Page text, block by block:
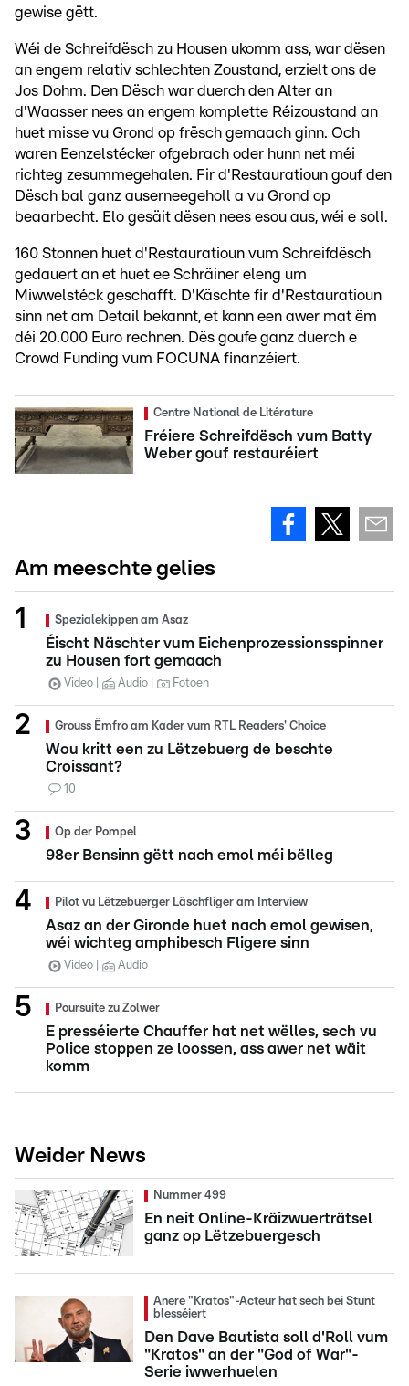
gewise gëtt.
Wéi de Schreifdësch zu Housen ukomm ass, war dësen
an engem relativ schlechten Zoustand, erzielt ons de
Jos Dohm. Den Dësch war duerch den Alter an
d'Waasser nees an engem komplette Réizoustand an
huet misse vu Grond op frësch gemaach ginn. Och
waren Eenzelstécker ofgebrach oder hunn net méi
richteg zesummegehalen. Fir d'Restauratioun gouf den
Dësch bal ganz auserneegeholl a vu Grond op
beaarbecht. Elo gesäit dësen nees esou aus, wéi e soll.
160 Stonnen huet d'Restauratioun vum Schreifdësch
gedauert an et huet ee Schräiner eleng um
Miwwelstéck geschafft. D'Käschte fir d'Restauratioun
sinn net am Detail bekannt, et kann een awer mat ëm
déi 20.000 Euro rechnen. Dës goufe ganz duerch e
Crowd Funding vum FOCUNA finanzéiert.
Centre National de Litérature
Fréiere Schreifdësch vum Batty
Weber gouf restauréiert
Am meeschte gelies
Spezialekippen am Asaz
Éischt Näschter vum Eichenprozessionsspinner
zu Housen fort gemaach
Video Audio Fotoen
Grouss Ëmfro am Kader vum RTL Readers' Choice
Wou kritt een zu Lëtzebuerg de beschte
Croissant?
10
Op der Pompel
98er Bensinn gëtt nach emol méi bëlleg
Pilot vu Lëtzebuerger Läschfliger am Interview
Asaz an der Gironde huet nach emol gewisen,
wéi wichteg amphibesch Fligere sinn
Video Audio
Poursuite zu Zolwer
E presséierte Chauffer hat net wëlles, sech vu
Police stoppen ze loossen, ass awer net wäit
komm
Weider News
Nummer 499
En neit Online-Kräizwuerträtsel
ganz op Lëtzebuergesch
Anere "Kratos"-Acteur hat sech bei Stunt
blesséiert
Den Dave Bautista soll d'Roll vum
"Kratos" an der "God of War"-
Serie iwwerhuelen